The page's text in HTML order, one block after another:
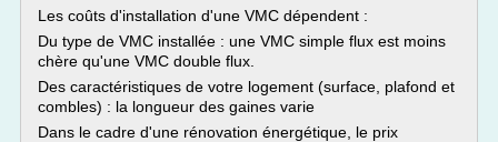
Les coûts d'installation d'une VMC dépendent :
Du type de VMC installée : une VMC simple flux est moins
chère qu'une VMC double flux.
Des caractéristiques de votre logement (surface, plafond et
combles) : la longueur des gaines varie
Dans le cadre d'une rénovation énergétique, le prix